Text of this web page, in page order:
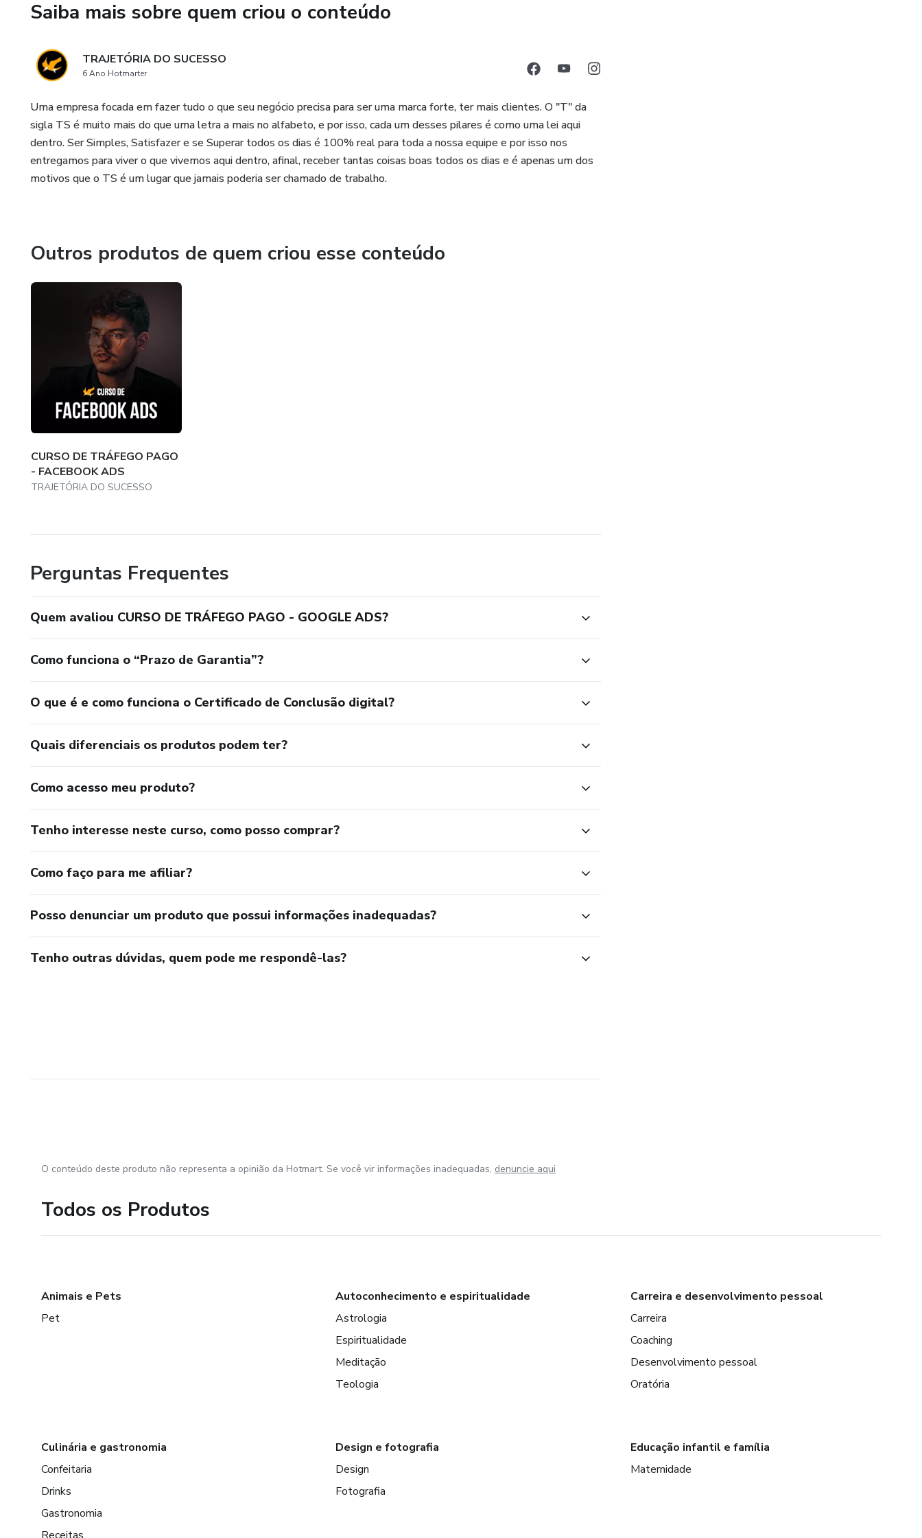
Saiba mais sobre quem criou o conteúdo
TRAJETÓRIA DO SUCESSO
6 Ano Hotmarter
Uma empresa focada em fazer tudo o que seu negócio precisa para ser uma marca forte, ter mais clientes. O "T" da
sigla TS é muito mais do que uma letra a mais no alfabeto, e por isso, cada um desses pilares é como uma lei aqui
dentro. Ser Simples, Satisfazer e se Superar todos os dias é 100% real para toda a nossa equipe e por isso nos
entregamos para viver o que vivemos aqui dentro, afinal, receber tantas coisas boas todos os dias e é apenas um dos
motivos que o TS é um lugar que jamais poderia ser chamado de trabalho.
Outros produtos de quem criou esse conteúdo
CURSO DE TRÁFEGO PAGO
- FACEBOOK ADS
TRAJETÓRIA DO SUCESSO
Perguntas Frequentes
Quem avaliou CURSO DE TRÁFEGO PAGO - GOOGLE ADS?
Como funciona o “Prazo de Garantia”?
O que é e como funciona o Certificado de Conclusão digital?
Quais diferenciais os produtos podem ter?
Como acesso meu produto?
Tenho interesse neste curso, como posso comprar?
Como faço para me afiliar?
Posso denunciar um produto que possui informações inadequadas?
Tenho outras dúvidas, quem pode me respondê-las?
O conteúdo deste produto não representa a opinião da Hotmart. Se você vir informações inadequadas, denuncie aqui
Todos os Produtos
Animais e Pets
Pet
Autoconhecimento e espiritualidade
Astrologia
Espiritualidade
Meditação
Teologia
Carreira e desenvolvimento pessoal
Carreira
Coaching
Desenvolvimento pessoal
Oratória
Culinária e gastronomia
Confeitaria
Drinks
Gastronomia
Design e fotografia
Design
Fotografia
Educação infantil e família
Maternidade